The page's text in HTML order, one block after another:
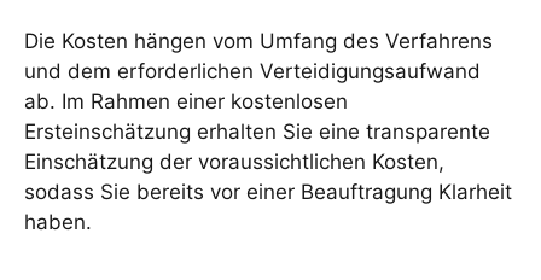
Die Kosten hängen vom Umfang des Verfahrens
und dem erforderlichen Verteidigungsaufwand
ab. Im Rahmen einer kostenlosen
Ersteinschätzung erhalten Sie eine transparente
Einschätzung der voraussichtlichen Kosten,
sodass Sie bereits vor einer Beauftragung Klarheit
haben.